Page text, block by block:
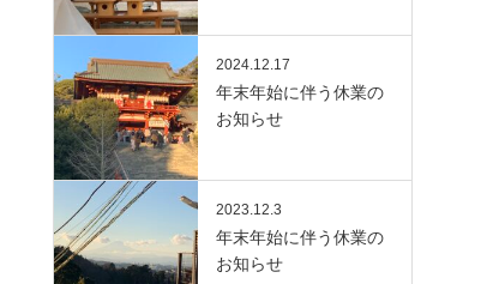
2024.12.17
年末年始に伴う休業の
お知らせ
2023.12.3
年末年始に伴う休業の
お知らせ